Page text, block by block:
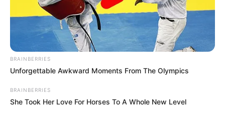
Suiza avanzó a cuartos de final y jugará contra
Argentina.
05:41 p. m.
Colombia
BRAINBERRIES
Unforgettable Awkward Moments From The Olympics
BRAINBERRIES
She Took Her Love For Horses To A Whole New Level